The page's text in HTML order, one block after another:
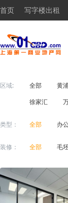
首页 写字楼出租
区域: 全部 黄
徐家汇
类型： 全部 办
装修： 全部 毛